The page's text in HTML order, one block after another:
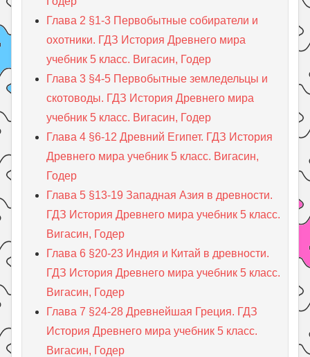
Глава 2 §1-3 Первобытные собиратели и
охотники. ГДЗ История Древнего мира
учебник 5 класс. Вигасин, Годер
Глава 3 §4-5 Первобытные земледельцы и
скотоводы. ГДЗ История Древнего мира
учебник 5 класс. Вигасин, Годер
Глава 4 §6-12 Древний Египет. ГДЗ История
Древнего мира учебник 5 класс. Вигасин,
Годер
Глава 5 §13-19 Западная Азия в древности.
ГДЗ История Древнего мира учебник 5 класс.
Вигасин, Годер
Глава 6 §20-23 Индия и Китай в древности.
ГДЗ История Древнего мира учебник 5 класс.
Вигасин, Годер
Глава 7 §24-28 Древнейшая Греция. ГДЗ
История Древнего мира учебник 5 класс.
Вигасин, Годер